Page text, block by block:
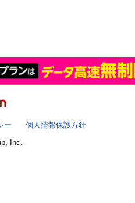
ー
個人情報保護方針
Inc.